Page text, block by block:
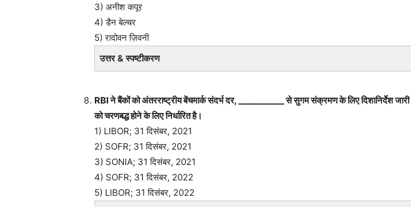
3) अनीश कपूर
4) डैन बेल्चर
5) रादोवन ज़िवनी
उत्तर & स्पष्टीकरण
RBI ने बैंकों को अंतरराष्ट्रीय बेंचमार्क संदर्भ दर, ___________ से सुगम संक्रमण के लिए दिशानिर्देश जारी
को चरणबद्ध होने के लिए निर्धारित है।
1) LIBOR; 31 दिसंबर, 2021
2) SOFR; 31 दिसंबर, 2021
3) SONIA; 31 दिसंबर, 2021
4) SOFR; 31 दिसंबर, 2022
5) LIBOR; 31 दिसंबर, 2022